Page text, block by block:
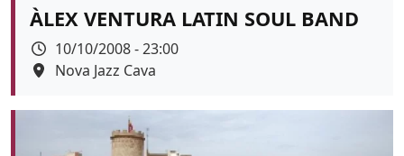
ÀLEX VENTURA LATIN SOUL BAND
Data
10/10/2008 - 23:00
Espai
Nova Jazz Cava